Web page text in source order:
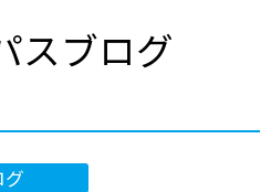
スブログ
グ